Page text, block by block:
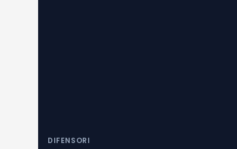
DIFENSORI